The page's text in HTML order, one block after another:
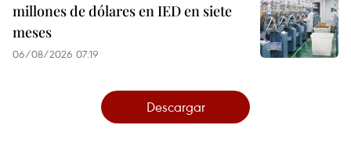
millones de dólares en IED en siete
meses
06/08/2026 07:19
Descargar